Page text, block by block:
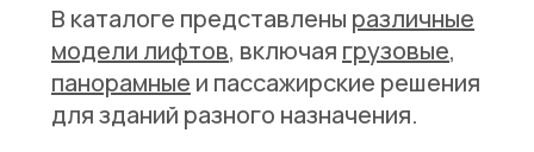
В каталоге представлены различные
модели лифтов, включая грузовые,
панорамные и пассажирские решения
для зданий разного назначения.